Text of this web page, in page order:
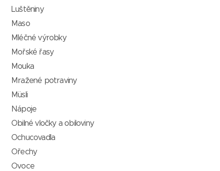
Luštěniny
Maso
Mléčné výrobky
Mořské řasy
Mouka
Mražené potraviny
Müsli
Nápoje
Obilné vločky a obiloviny
Ochucovadla
Ořechy
Ovoce